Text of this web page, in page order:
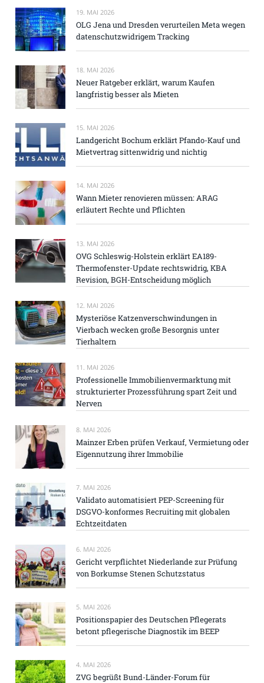
19. MAI 2026
OLG Jena und Dresden verurteilen Meta wegen
datenschutzwidrigem Tracking
18. MAI 2026
Neuer Ratgeber erklärt, warum Kaufen
langfristig besser als Mieten
15. MAI 2026
Landgericht Bochum erklärt Pfando-Kauf und
Mietvertrag sittenwidrig und nichtig
14. MAI 2026
Wann Mieter renovieren müssen: ARAG
erläutert Rechte und Pflichten
13. MAI 2026
OVG Schleswig-Holstein erklärt EA189-
Thermofenster-Update rechtswidrig, KBA
Revision, BGH-Entscheidung möglich
12. MAI 2026
Mysteriöse Katzenverschwindungen in
Vierbach wecken große Besorgnis unter
Tierhaltern
11. MAI 2026
Professionelle Immobilienvermarktung mit
strukturierter Prozessführung spart Zeit und
Nerven
8. MAI 2026
Mainzer Erben prüfen Verkauf, Vermietung oder
Eigennutzung ihrer Immobilie
7. MAI 2026
Validato automatisiert PEP-Screening für
DSGVO-konformes Recruiting mit globalen
Echtzeitdaten
6. MAI 2026
Gericht verpflichtet Niederlande zur Prüfung
von Borkumse Stenen Schutzstatus
5. MAI 2026
Positionspapier des Deutschen Pflegerats
betont pflegerische Diagnostik im BEEP
4. MAI 2026
ZVG begrüßt Bund-Länder-Forum für